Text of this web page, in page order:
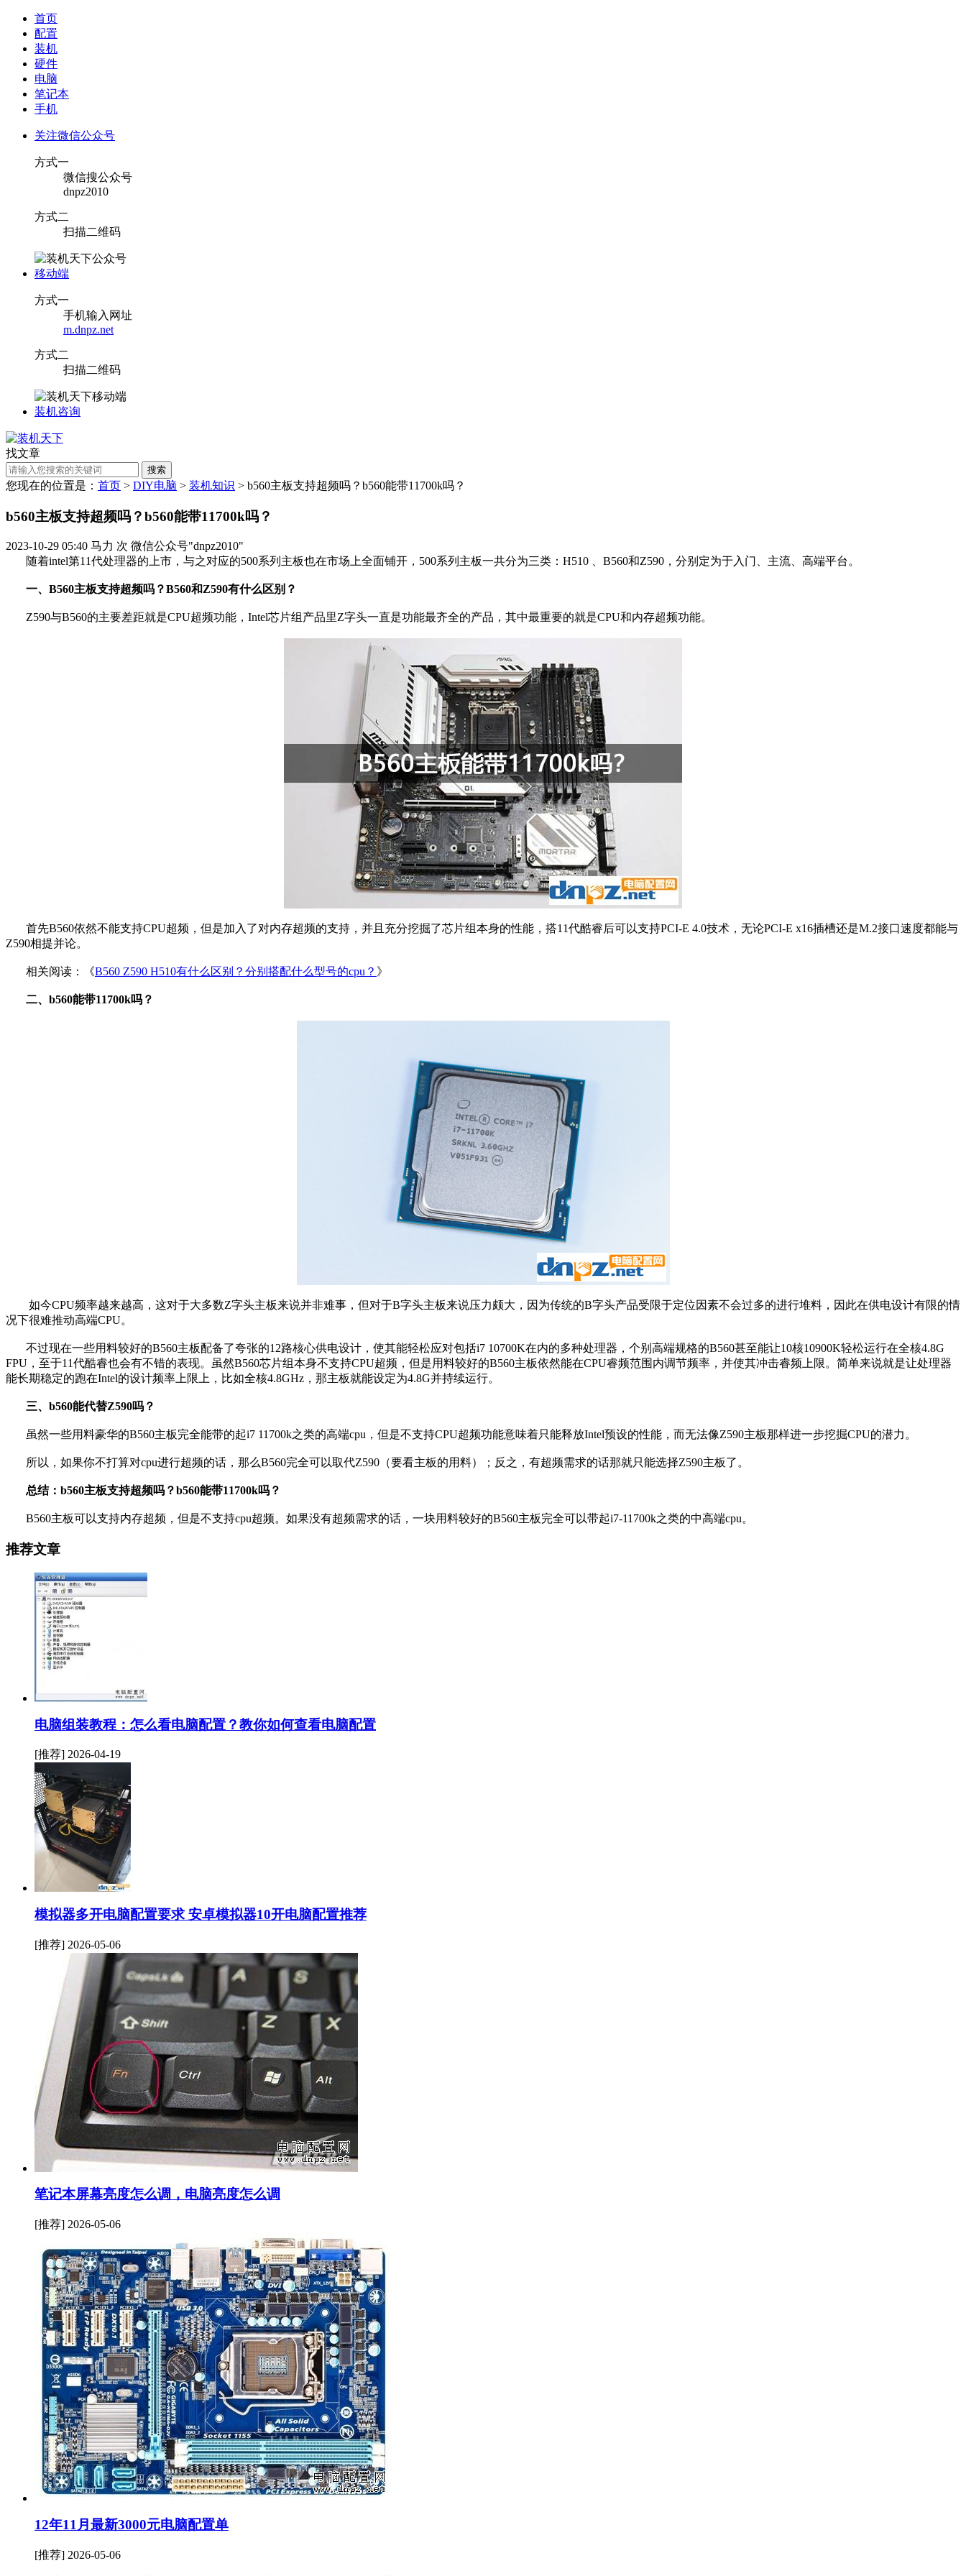
首页
配置
装机
硬件
电脑
笔记本
手机
关注微信公众号
方式一
微信搜公众号
dnpz2010
方式二
扫描二维码
移动端
方式一
手机输入网址
m.dnpz.net
方式二
扫描二维码
装机咨询
找文章
搜索
您现在的位置是： 首页 > DIY电脑 > 装机知识 > b560主板支持超频吗？b560能带11700k吗？
b560主板支持超频吗？b560能带11700k吗？
2023-10-29 05:40 马力 次 微信公众号"dnpz2010"
随着intel第11代处理器的上市，与之对应的500系列主板也在市场上全面铺开，500系列主板一共分为三类：H510 、B560和Z590，分别定为于入门、主流、高端平台。
一、B560主板支持超频吗？B560和Z590有什么区别？
Z590与B560的主要差距就是CPU超频功能，Intel芯片组产品里Z字头一直是功能最齐全的产品，其中最重要的就是CPU和内存超频功能。
首先B560依然不能支持CPU超频，但是加入了对内存超频的支持，并且充分挖掘了芯片组本身的性能，搭11代酷睿后可以支持PCI-E 4.0技术，无论PCI-E x16插槽还是M.2接口速度都能与
Z590相提并论。
相关阅读：《B560 Z590 H510有什么区别？分别搭配什么型号的cpu？ 》
二、b560能带11700k吗？
如今CPU频率越来越高，这对于大多数Z字头主板来说并非难事，但对于B字头主板来说压力颇大，因为传统的B字头产品受限于定位因素不会过多的进行堆料，因此在供电设计有限的情
况下很难推动高端CPU。
不过现在一些用料较好的B560主板配备了夸张的12路核心供电设计，使其能轻松应对包括i7 10700K在内的多种处理器，个别高端规格的B560甚至能让10核10900K轻松运行在全核4.8G
FPU，至于11代酷睿也会有不错的表现。虽然B560芯片组本身不支持CPU超频，但是用料较好的B560主板依然能在CPU睿频范围内调节频率，并使其冲击睿频上限。简单来说就是让处理器
能长期稳定的跑在Intel的设计频率上限上，比如全核4.8GHz，那主板就能设定为4.8G并持续运行。
三、b560能代替Z590吗？
虽然一些用料豪华的B560主板完全能带的起i7 11700k之类的高端cpu，但是不支持CPU超频功能意味着只能释放Intel预设的性能，而无法像Z590主板那样进一步挖掘CPU的潜力。
所以，如果你不打算对cpu进行超频的话，那么B560完全可以取代Z590（要看主板的用料）；反之，有超频需求的话那就只能选择Z590主板了。
总结：b560主板支持超频吗？b560能带11700k吗？
B560主板可以支持内存超频，但是不支持cpu超频。如果没有超频需求的话，一块用料较好的B560主板完全可以带起i7-11700k之类的中高端cpu。
推荐文章
电脑组装教程：怎么看电脑配置？教你如何查看电脑配置
[推荐] 2026-04-19
模拟器多开电脑配置要求 安卓模拟器10开电脑配置推荐
[推荐] 2026-05-06
笔记本屏幕亮度怎么调，电脑亮度怎么调
[推荐] 2026-05-06
12年11月最新3000元电脑配置单
[推荐] 2026-05-06